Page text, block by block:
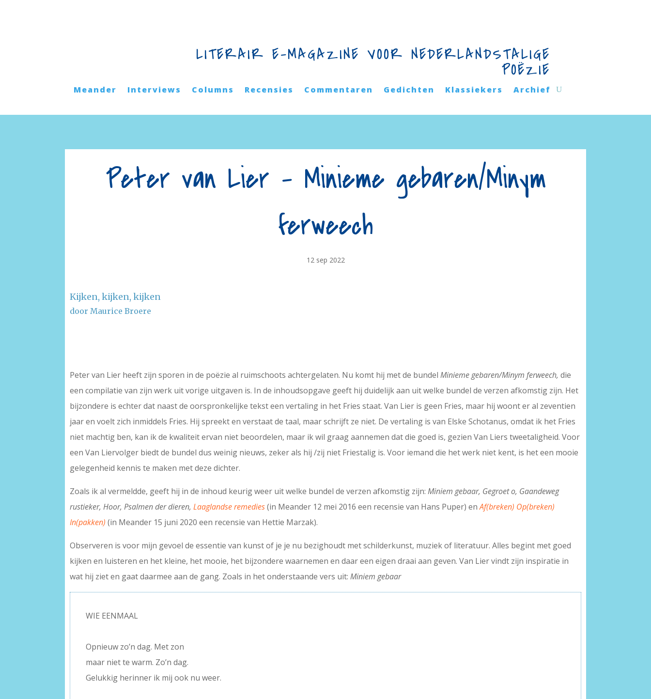
LITERAIR E-MAGAZINE VOOR NEDERLANDSTALIGE
POËZIE
Meander Interviews Columns Recensies Commentaren Gedichten Klassiekers Archief
Peter van Lier – Minieme gebaren/Minym
ferweech
12 sep 2022
Kijken, kijken, kijken
door Maurice Broere
Peter van Lier heeft zijn sporen in de poëzie al ruimschoots achtergelaten. Nu komt hij met de bundelMinieme gebaren/Minym ferweech, die
een compilatie van zijn werk uit vorige uitgaven is. In de inhoudsopgave geeft hij duidelijk aan uit welke bundel de verzen afkomstig zijn. Het
bijzondere is echter dat naast de oorspronkelijke tekst een vertaling in het Fries staat. Van Lier is geen Fries, maar hij woont er al zeventien
jaar en voelt zich inmiddels Fries. Hij spreekt en verstaat de taal, maar schrijft ze niet. De vertaling is van Elske Schotanus, omdat ik het Fries
niet machtig ben, kan ik de kwaliteit ervan niet beoordelen, maar ik wil graag aannemen dat die goed is, gezien Van Liers tweetaligheid. Voor
een Van Liervolger biedt de bundel dus weinig nieuws, zeker als hij /zij niet Friestalig is. Voor iemand die het werk niet kent, is het een mooie
gelegenheid kennis te maken met deze dichter.
Zoals ik al vermeldde, geeft hij in de inhoud keurig weer uit welke bundel de verzen afkomstig zijn:Miniem gebaar, Gegroet o, Gaandeweg
rustieker, Hoor, Psalmen der dieren,Laaglandse remedies(in Meander 12 mei 2016 een recensie van Hans Puper) enAf(breken) Op(breken)
In(pakken) (in Meander 15 juni 2020 een recensie van Hettie Marzak).
Observeren is voor mijn gevoel de essentie van kunst of je je nu bezighoudt met schilderkunst, muziek of literatuur. Alles begint met goed
kijken en luisteren en het kleine, het mooie, het bijzondere waarnemen en daar een eigen draai aan geven. Van Lier vindt zijn inspiratie in
wat hij ziet en gaat daarmee aan de gang. Zoals in het onderstaande vers uit:Miniem gebaar
WIE EENMAAL
Opnieuw zo’n dag. Met zon
maar niet te warm. Zo’n dag.
Gelukkig herinner ik mij ook nu weer.